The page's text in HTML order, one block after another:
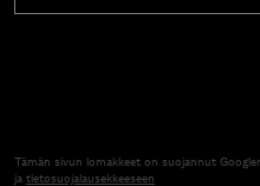
Tämän sivun lomakkeet on suojannut
jatietosuojalausekkeeseen